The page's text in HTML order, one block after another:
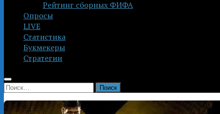
Рейтинг сборных ФИФА
Опросы
LIVE
Статистика
Букмекеры
Стратегии
Найти: